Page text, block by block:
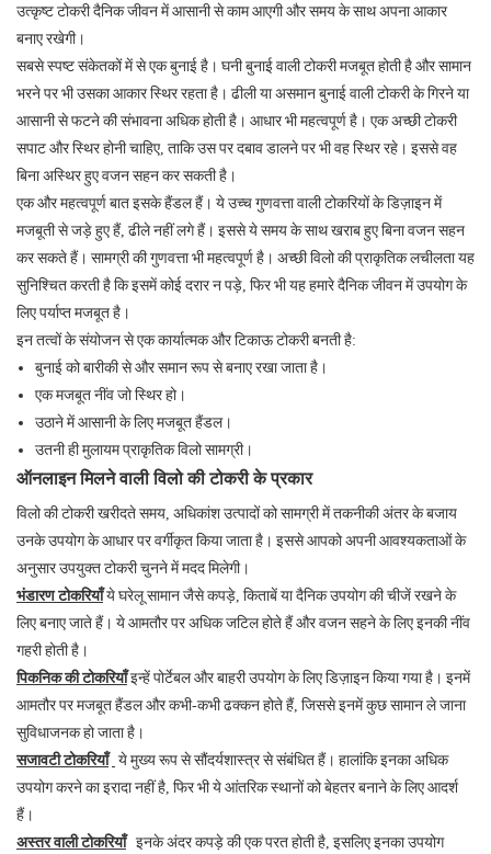
उत्कृष्ट टोकरी दैनिक जीवन में आसानी से काम आएगी और समय के साथ अपना आकार
बनाए रखेगी।
सबसे स्पष्ट संकेतकों में से एक बुनाई है। घनी बुनाई वाली टोकरी मजबूत होती है और सामान
भरने पर भी उसका आकार स्थिर रहता है। ढीली या असमान बुनाई वाली टोकरी के गिरने या
आसानी से फटने की संभावना अधिक होती है। आधार भी महत्वपूर्ण है। एक अच्छी टोकरी
सपाट और स्थिर होनी चाहिए, ताकि उस पर दबाव डालने पर भी वह स्थिर रहे। इससे वह
बिना अस्थिर हुए वजन सहन कर सकती है।
एक और महत्वपूर्ण बात इसके हैंडल हैं। ये उच्च गुणवत्ता वाली टोकरियों के डिज़ाइन में
मजबूती से जड़े हुए हैं, ढीले नहीं लगे हैं। इससे ये समय के साथ खराब हुए बिना वजन सहन
कर सकते हैं। सामग्री की गुणवत्ता भी महत्वपूर्ण है। अच्छी विलो की प्राकृतिक लचीलता यह
सुनिश्चित करती है कि इसमें कोई दरार न पड़े, फिर भी यह हमारे दैनिक जीवन में उपयोग के
लिए पर्याप्त मजबूत है।
इन तत्वों के संयोजन से एक कार्यात्मक और टिकाऊ टोकरी बनती है:
बुनाई को बारीकी से और समान रूप से बनाए रखा जाता है।
एक मजबूत नींव जो स्थिर हो।
उठाने में आसानी के लिए मजबूत हैंडल।
उतनी ही मुलायम प्राकृतिक विलो सामग्री।
ऑनलाइन मिलने वाली विलो की टोकरी के प्रकार
विलो की टोकरी खरीदते समय, अधिकांश उत्पादों को सामग्री में तकनीकी अंतर के बजाय
उनके उपयोग के आधार पर वर्गीकृत किया जाता है। इससे आपको अपनी आवश्यकताओं के
अनुसार उपयुक्त टोकरी चुनने में मदद मिलेगी।
भंडारण टोकरियाँये घरेलू सामान जैसे कपड़े, किताबें या दैनिक उपयोग की चीजें रखने के
लिए बनाए जाते हैं। ये आमतौर पर अधिक जटिल होते हैं और वजन सहने के लिए इनकी नींव
गहरी होती है।
पिकनिक की टोकरियाँइन्हें पोर्टेबल और बाहरी उपयोग के लिए डिज़ाइन किया गया है। इनमें
आमतौर पर मजबूत हैंडल और कभी-कभी ढक्कन होते हैं, जिससे इनमें कुछ सामान ले जाना
सुविधाजनक हो जाता है।
सजावटी टोकरियाँ ये मुख्य रूप से सौंदर्यशास्त्र से संबंधित हैं। हालांकि इनका अधिक
उपयोग करने का इरादा नहीं है, फिर भी ये आंतरिक स्थानों को बेहतर बनाने के लिए आदर्श
हैं।
अस्तर वाली टोकरियाँ इनके अंदर कपड़े की एक परत होती है, इसलिए इनका उपयोग